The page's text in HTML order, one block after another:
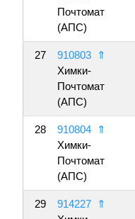
Почтомат
(АПС)
27 910803
⇑
Химки-
Почтомат
(АПС)
28 910804
⇑
Химки-
Почтомат
(АПС)
29 914227
⇑